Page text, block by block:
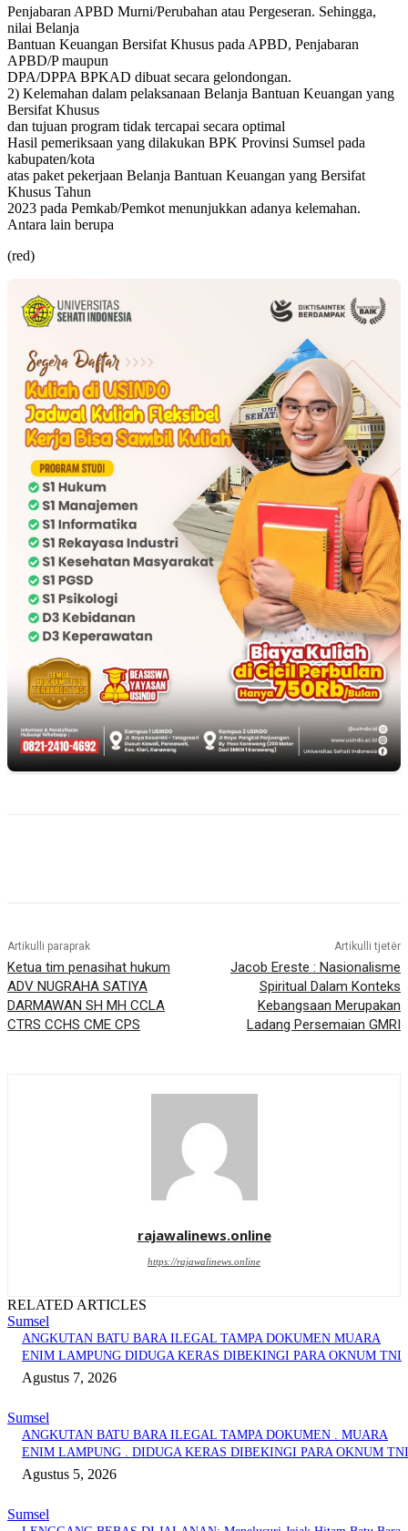
Penjabaran APBD Murni/Perubahan atau Pergeseran. Sehingga,
nilai Belanja
Bantuan Keuangan Bersifat Khusus pada APBD, Penjabaran
APBD/P maupun
DPA/DPPA BPKAD dibuat secara gelondongan.
2) Kelemahan dalam pelaksanaan Belanja Bantuan Keuangan yang
Bersifat Khusus
dan tujuan program tidak tercapai secara optimal
Hasil pemeriksaan yang dilakukan BPK Provinsi Sumsel pada
kabupaten/kota
atas paket pekerjaan Belanja Bantuan Keuangan yang Bersifat
Khusus Tahun
2023 pada Pemkab/Pemkot menunjukkan adanya kelemahan.
Antara lain berupa
(red)
Artikulli paraprak
Ketua tim penasihat hukum
ADV NUGRAHA SATIYA
DARMAWAN SH MH CCLA
CTRS CCHS CME CPS
Artikulli tjetër
Jacob Ereste : Nasionalisme
Spiritual Dalam Konteks
Kebangsaan Merupakan
Ladang Persemaian GMRI
rajawalinews.online
https://rajawalinews.online
RELATED ARTICLES
Sumsel
ANGKUTAN BATU BARA ILEGAL TAMPA DOKUMEN MUARA
ENIM LAMPUNG DIDUGA KERAS DIBEKINGI PARA OKNUM TNI
Agustus 7, 2026
Sumsel
ANGKUTAN BATU BARA ILEGAL TAMPA DOKUMEN . MUARA
ENIM LAMPUNG . DIDUGA KERAS DIBEKINGI PARA OKNUM TNI
Agustus 5, 2026
Sumsel